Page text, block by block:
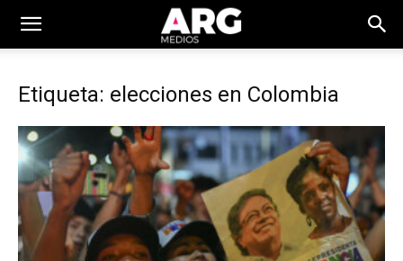
Etiqueta: elecciones en Colombia